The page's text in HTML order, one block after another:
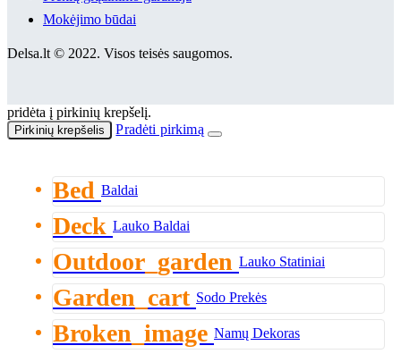
Mokėjimo būdai
Delsa.lt © 2022. Visos teisės saugomos.
pridėta į pirkinių krepšelį.
Pirkinių krepšelis Pradėti pirkimą
Bed Baldai
Deck Lauko Baldai
Outdoor_garden Lauko Statiniai
Garden_cart Sodo Prekės
Broken_image Namų Dekoras